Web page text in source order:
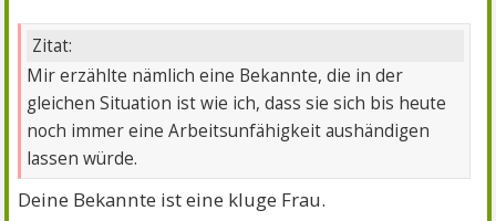
Zitat:
Mir erzählte nämlich eine Bekannte, die in der
gleichen Situation ist wie ich, dass sie sich bis heute
noch immer eine Arbeitsunfähigkeit aushändigen
lassen würde.
Deine Bekannte ist eine kluge Frau.